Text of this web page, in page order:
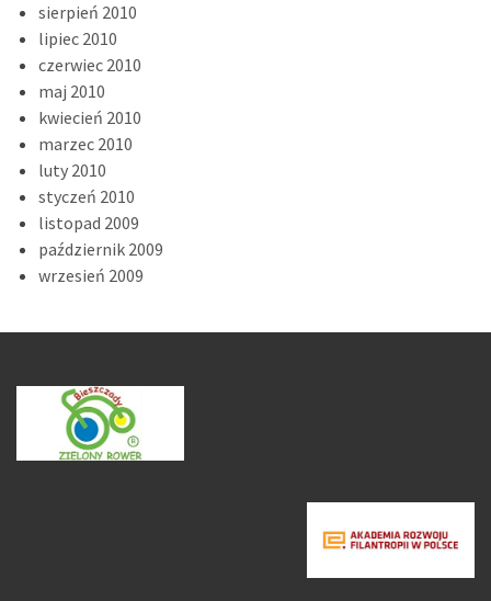
sierpień 2010
lipiec 2010
czerwiec 2010
maj 2010
kwiecień 2010
marzec 2010
luty 2010
styczeń 2010
listopad 2009
październik 2009
wrzesień 2009